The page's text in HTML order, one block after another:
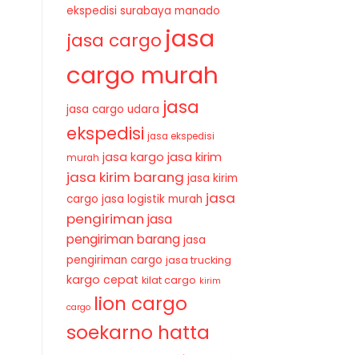
ekspedisi surabaya manado
jasa cargo jasa
cargo murah
jasa cargo udara jasa
ekspedisi jasa ekspedisi
murah jasa kargo jasa kirim
jasa kirim barang jasa kirim
cargo jasa logistik murah jasa
pengiriman jasa
pengiriman barang jasa
pengiriman cargo jasa trucking
kargo cepat kilat cargo kirim
cargo lion cargo
soekarno hatta